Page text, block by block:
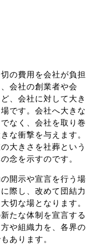
の費用を会社が負担
会社の創業者や会
、会社に対して大き
です。会社へ大きな
なく、会社を取り巻
な衝撃を与えます。
大きさを社葬という
念を示すのです。
開示や宣言を行う場
際し、改めて団結力
切な場となります。
たな体制を宣言する
や組織力を、各界の
あります。